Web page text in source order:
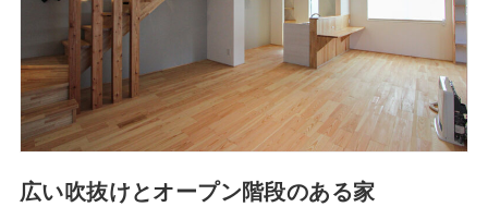
広い吹抜けとオープン階段のある家